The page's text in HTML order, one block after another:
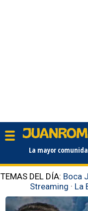
La mayor
TEMAS DEL DÍA: Boca
Streaming · La